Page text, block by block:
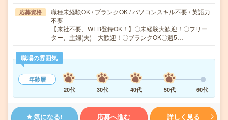
応募資格
職種未経験OK / ブランクOK / パソコンスキル不要 / 英語力
不要
【来社不要、WEB登録OK！】〇未経験大歓迎！〇フリー
ター、主婦(夫) 大歓迎！〇ブランクOK〇週5…
職場の雰囲気
年齢層
20代
30代 40代 50代 60代
気になる! 応募へ進む 詳しく見る